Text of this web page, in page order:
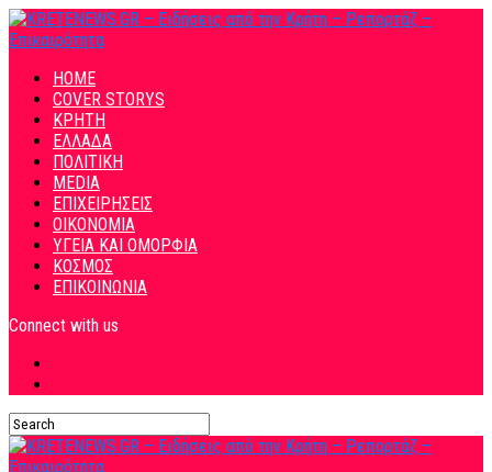
HOME
COVER STORYS
ΚΡΗΤΗ
ΕΛΛΑΔΑ
ΠΟΛΙΤΙΚΗ
MEDIA
ΕΠΙΧΕΙΡΗΣΕΙΣ
ΟΙΚΟΝΟΜΙΑ
ΥΓΕΙΑ ΚΑΙ ΟΜΟΡΦΙΑ
ΚΟΣΜΟΣ
ΕΠΙΚΟΙΝΩΝΙΑ
Connect with us